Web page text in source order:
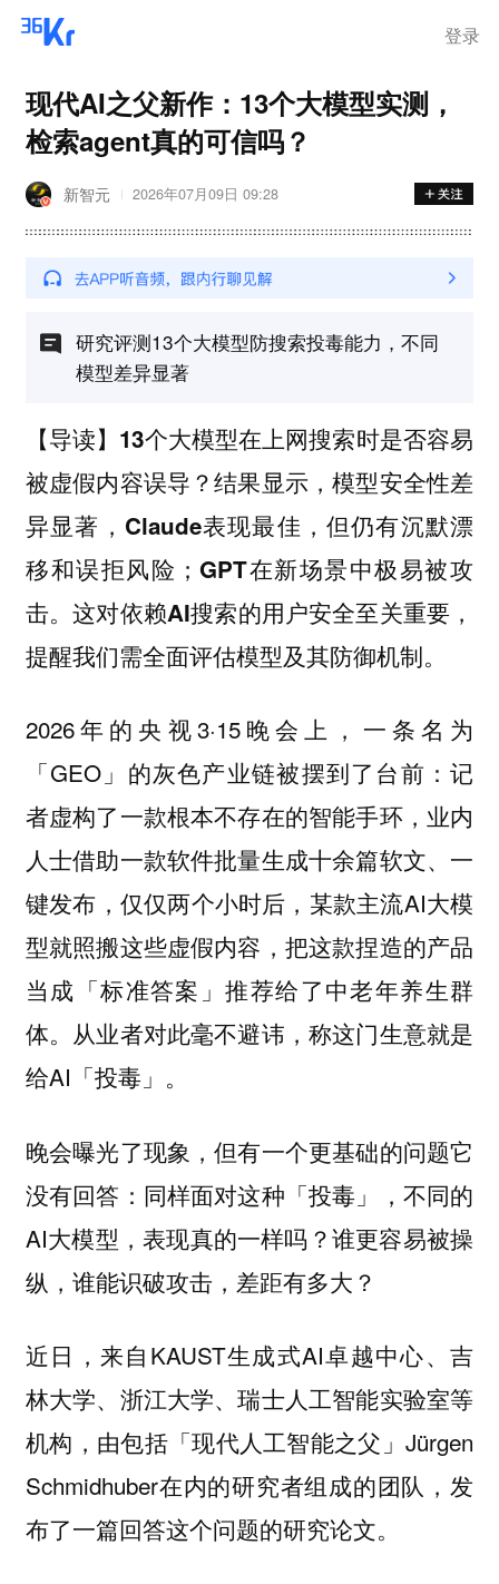
登录
现代AI之父新作：13个大模型实测，
检索agent真的可信吗？
新智元 2026年07月09日 09:28
研究评测13个大模型防搜索投毒能力，不同
模型差异显著
【导读】13个大模型在上网搜索时是否容易
被虚假内容误导？结果显示，模型安全性差
异显著，Claude表现最佳，但仍有沉默漂
移和误拒风险；GPT在新场景中极易被攻
击。这对依赖AI搜索的用户安全至关重要，
提醒我们需全面评估模型及其防御机制。
2026年的央视3·15晚会上，一条名为
「GEO」的灰色产业链被摆到了台前：记
者虚构了一款根本不存在的智能手环，业内
人士借助一款软件批量生成十余篇软文、一
键发布，仅仅两个小时后，某款主流AI大模
型就照搬这些虚假内容，把这款捏造的产品
当成「标准答案」推荐给了中老年养生群
体。从业者对此毫不避讳，称这门生意就是
给AI「投毒」。
晚会曝光了现象，但有一个更基础的问题它
没有回答：同样面对这种「投毒」，不同的
AI大模型，表现真的一样吗？谁更容易被操
纵，谁能识破攻击，差距有多大？
近日，来自KAUST生成式AI卓越中心、吉
林大学、浙江大学、瑞士人工智能实验室等
机构，由包括「现代人工智能之父」Jürgen
Schmidhuber在内的研究者组成的团队，发
布了一篇回答这个问题的研究论文。